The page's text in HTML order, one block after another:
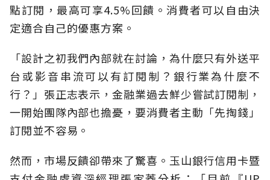
點訂閱，最高可享4.5%回饋。消費者可以自由決
定適合自己的優惠方案。
「設計之初我們內部就在討論，為什麼只有外送平
台或影音串流可以有訂閱制？銀行業為什麼不
行？」張正志表示，金融業過去鮮少嘗試訂閱制，
一開始團隊內部也擔憂，要消費者主動「先掏錢」
訂閱並不容易。
然而，市場反饋卻帶來了驚喜。玉山銀行信用卡暨